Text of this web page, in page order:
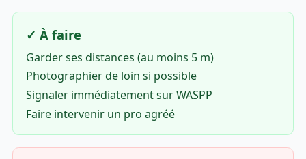
✓ À faire
Garder ses distances (au moins 5 m)
Photographier de loin si possible
Signaler immédiatement sur WASPP
Faire intervenir un pro agréé